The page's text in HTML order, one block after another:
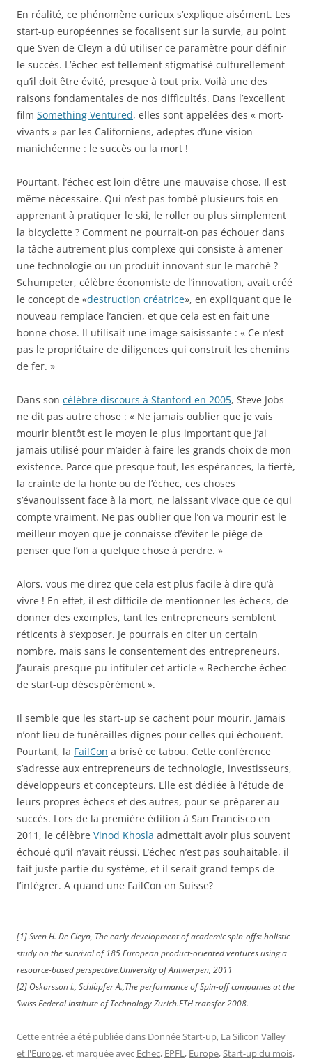
En réalité, ce phénomène curieux s’explique aisément. Les
start-up européennes se focalisent sur la survie, au point
que Sven de Cleyn a dû utiliser ce paramètre pour définir
le succès. L’échec est tellement stigmatisé culturellement
qu’il doit être évité, presque à tout prix. Voilà une des
raisons fondamentales de nos difficultés. Dans l’excellent
film Something Ventured, elles sont appelées des « mort-
vivants » par les Californiens, adeptes d’une vision
manichéenne : le succès ou la mort !
Pourtant, l’échec est loin d’être une mauvaise chose. Il est
même nécessaire. Qui n’est pas tombé plusieurs fois en
apprenant à pratiquer le ski, le roller ou plus simplement
la bicyclette ? Comment ne pourrait-on pas échouer dans
la tâche autrement plus complexe qui consiste à amener
une technologie ou un produit innovant sur le marché ?
Schumpeter, célèbre économiste de l’innovation, avait créé
le concept de «destruction créatrice», en expliquant que le
nouveau remplace l’ancien, et que cela est en fait une
bonne chose. Il utilisait une image saisissante : « Ce n’est
pas le propriétaire de diligences qui construit les chemins
de fer. »
Dans son célèbre discours à Stanford en 2005, Steve Jobs
ne dit pas autre chose : « Ne jamais oublier que je vais
mourir bientôt est le moyen le plus important que j’ai
jamais utilisé pour m’aider à faire les grands choix de mon
existence. Parce que presque tout, les espérances, la fierté,
la crainte de la honte ou de l’échec, ces choses
s’évanouissent face à la mort, ne laissant vivace que ce qui
compte vraiment. Ne pas oublier que l’on va mourir est le
meilleur moyen que je connaisse d’éviter le piège de
penser que l’on a quelque chose à perdre. »
Alors, vous me direz que cela est plus facile à dire qu’à
vivre ! En effet, il est difficile de mentionner les échecs, de
donner des exemples, tant les entrepreneurs semblent
réticents à s’exposer. Je pourrais en citer un certain
nombre, mais sans le consentement des entrepreneurs.
J’aurais presque pu intituler cet article « Recherche échec
de start-up désespérément ».
Il semble que les start-up se cachent pour mourir. Jamais
n’ont lieu de funérailles dignes pour celles qui échouent.
Pourtant, la FailCon a brisé ce tabou. Cette conférence
s’adresse aux entrepreneurs de technologie, investisseurs,
développeurs et concepteurs. Elle est dédiée à l’étude de
leurs propres échecs et des autres, pour se préparer au
succès. Lors de la première édition à San Francisco en
2011, le célèbre Vinod Khosla admettait avoir plus souvent
échoué qu’il n’avait réussi. L’échec n’est pas souhaitable, il
fait juste partie du système, et il serait grand temps de
l’intégrer. A quand une FailCon en Suisse?
[1] Sven H. De Cleyn, The early development of academic spin-offs: holistic
study on the survival of 185 European product-oriented ventures using a
resource-based perspective.University of Antwerpen, 2011
[2] Oskarsson I., Schläpfer A.,The performance of Spin-off companies at the
Swiss Federal Institute of Technology Zurich.ETH transfer 2008.
Cette entrée a été publiée dans Donnée Start-up, La Silicon Valley
et l'Europe, et marquée avec Echec, EPFL, Europe,Start-up du mois,